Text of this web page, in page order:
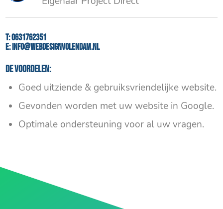
T:0631762351
E:info@webdesignvolendam.nl
De voordelen:
Goed uitziende & gebruiksvriendelijke website.
Gevonden worden met uw website in Google.
Optimale ondersteuning voor al uw vragen.